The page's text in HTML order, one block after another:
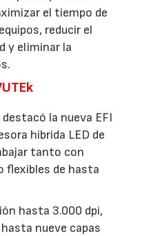
el tiempo de
reducir el
y eliminar la
la nueva EFI
híbrida LED de
tanto con
flexibles de hasta
hasta 3.000 dpi,
nueve capas